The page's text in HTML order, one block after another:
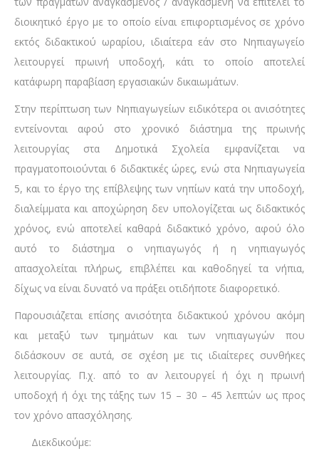
διοικητικό έργο με το οποίο είναι επιφορτισμένος σε χρόνο
εκτός διδακτικού ωραρίου, ιδιαίτερα εάν στο Νηπιαγωγείο
λειτουργεί πρωινή υποδοχή, κάτι το οποίο αποτελεί
κατάφωρη παραβίαση εργασιακών δικαιωμάτων.
Στην περίπτωση των Νηπιαγωγείων ειδικότερα οι ανισότητες
εντείνονται αφού στο χρονικό διάστημα της πρωινής
λειτουργίας στα Δημοτικά Σχολεία εμφανίζεται να
πραγματοποιούνται 6 διδακτικές ώρες, ενώ στα Νηπιαγωγεία
5, και το έργο της επίβλεψης των νηπίων κατά την υποδοχή,
διαλείμματα και αποχώρηση δεν υπολογίζεται ως διδακτικός
χρόνος, ενώ αποτελεί καθαρά διδακτικό χρόνο, αφού όλο
αυτό το διάστημα ο νηπιαγωγός ή η νηπιαγωγός
απασχολείται πλήρως, επιβλέπει και καθοδηγεί τα νήπια,
δίχως να είναι δυνατό να πράξει οτιδήποτε διαφορετικό.
Παρουσιάζεται επίσης ανισότητα διδακτικού χρόνου ακόμη
και μεταξύ των τμημάτων και των νηπιαγωγών που
διδάσκουν σε αυτά, σε σχέση με τις ιδιαίτερες συνθήκες
λειτουργίας. Π.χ. από το αν λειτουργεί ή όχι η πρωινή
υποδοχή ή όχι της τάξης των 15 – 30 – 45 λεπτών ως προς
τον χρόνο απασχόλησης.
Διεκδικούμε: